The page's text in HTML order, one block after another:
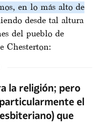
en lo más alto de
desde tal altura
del pueblo de
Chesterton:
la religión; pero
el
que